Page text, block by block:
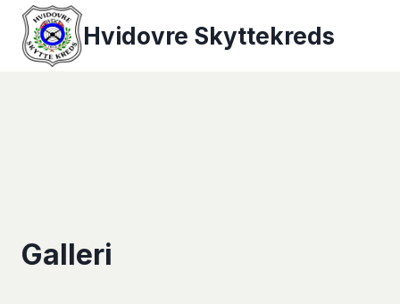
Fortsæt
indhold
Hvidovre Skyttekreds
Galleri